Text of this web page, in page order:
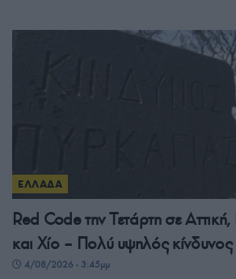
ΕΛΛΑΔΑ
Red Code την Τετάρτη σε
και Χίο – Πολύ υψηλός κίνδυνος
4/08/2026 - 3:45μμ